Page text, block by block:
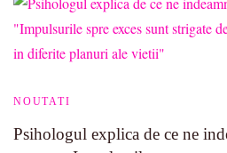
NOUTATI
Psihologul explica de ce ne